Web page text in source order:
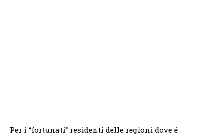
Per i “fortunati” residenti delle regioni dove é